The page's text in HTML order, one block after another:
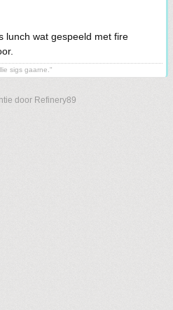
lunch wat gespeeld met fire
sigs gaarne."
door Refinery89